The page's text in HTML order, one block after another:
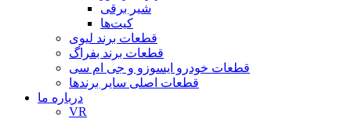
شیر برقی
کیت‌ها
قطعات برند لیوی
قطعات برند بفراگ
قطعات خودرو ایسوزو و جی ام سی
قطعات اصلی سایر برندها
درباره ما
VR